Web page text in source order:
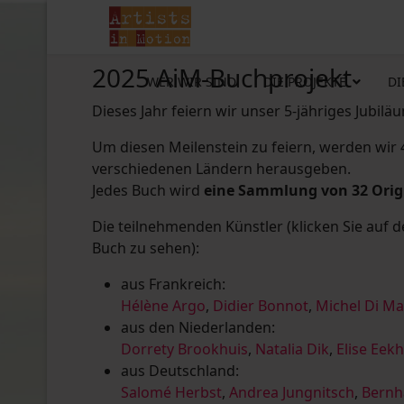
WER WIR SIND DIE PROJEKTE
2025 AiM-Buchprojekt
Dieses Jahr feiern wir unser 5-jähriges
Um diesen Meilenstein zu feiern, werden
verschiedenen Ländern herausgeben.
Jedes Buch wird eine Sammlung von 32
Die teilnehmenden Künstler (klicken Sie auf
Buch zu sehen):
aus Frankreich:
Hélène Argo, Didier Bonnot, Michel Di
aus den Niederlanden:
Dorrety Brookhuis, Natalia Dik, Elise
aus Deutschland:
Salomé Herbst, Andrea Jungnitsch,